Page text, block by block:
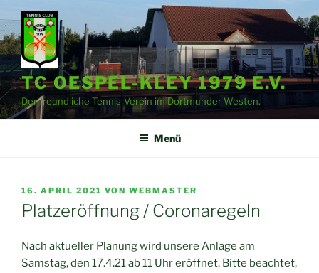
Zum
Inhalt
springen
TC OESPEL-KLEY 1979 E.V.
Der freundliche Tennis-Verein im Dortmunder Westen.
Menü
VERÖFFENTLICHT
AM
16. APRIL 2021 VON WEBMASTER
Platzeröffnung / Coronaregeln
Nach aktueller Planung wird unsere Anlage am
Samstag, den 17.4.21 ab 11 Uhr eröffnet. Bitte beachtet,